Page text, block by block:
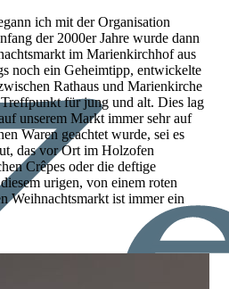
ich mit der Organisation
der 2000er Jahre wurde dann
im Marienkirchhof aus
noch ein Geheimtipp, entwickelte
Rathaus und Marienkirche
für jung und alt. Dies lag
unserem Markt immer sehr auf
Waren geachtet wurde, sei es
das vor Ort im Holzofen
Crêpes oder die deftige
urigen, von einem roten
Weihnachtsmarkt ist immer ein